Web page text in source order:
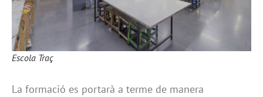
Escola Traç
La formació es portarà a terme de manera